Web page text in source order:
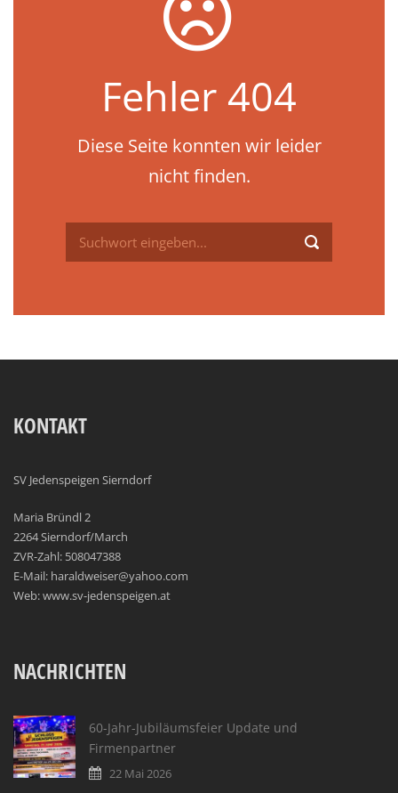
Fehler 404
Diese Seite konnten wir leider
nicht finden.
KONTAKT
SV Jedenspeigen Sierndorf
Maria Bründl 2
2264 Sierndorf/March
ZVR-Zahl: 508047388
E-Mail: haraldweiser@yahoo.com
Web: www.sv-jedenspeigen.at
NACHRICHTEN
60-Jahr-Jubiläumsfeier Update und
Firmenpartner
22 Mai 2026